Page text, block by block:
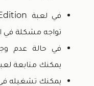
تواجه مشكلة في
في حالة عدم
يمكنك متابعة
يمكنك تشغيله